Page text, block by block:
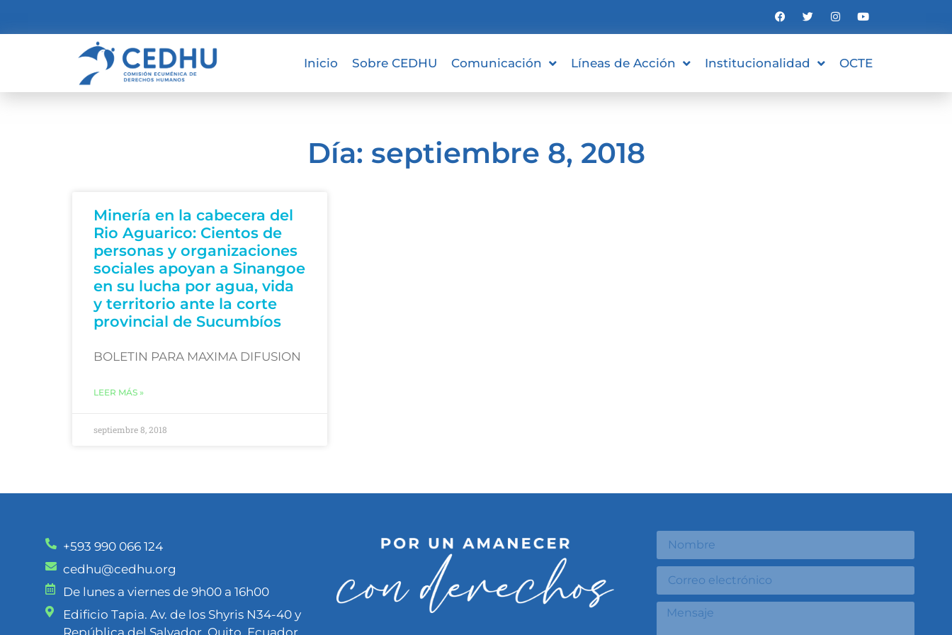
Inicio Sobre CEDHU Comunicación Líneas de Acción Institucionalidad OCTE
Día: septiembre 8, 2018
Minería en la cabecera del
Rio Aguarico: Cientos de
personas y organizaciones
sociales apoyan a Sinangoe
en su lucha por agua, vida
y territorio ante la corte
provincial de Sucumbíos
BOLETIN PARA MAXIMA DIFUSION
LEER MÁS »
septiembre 8, 2018
+593 990 066 124
cedhu@cedhu.org
De lunes a viernes de 9h00 a 16h00
Edificio Tapia. Av. de los Shyris N34-40 y